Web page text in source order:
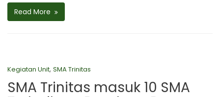
Read More
Kegiatan Unit, SMA Trinitas
SMA Trinitas masuk 10 SMA